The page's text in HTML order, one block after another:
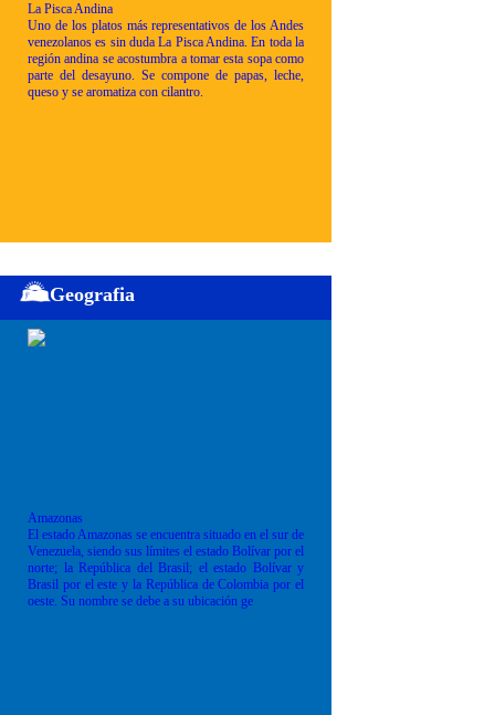
La Pisca Andina
Uno de los platos más representativos de los Andes
venezolanos es sin duda La Pisca Andina. En toda la
región andina se acostumbra a tomar esta sopa como
parte del desayuno. Se compone de papas, leche,
queso y se aromatiza con cilantro.
Geografia
Amazonas
El estado Amazonas se encuentra situado en el sur de
Venezuela, siendo sus límites el estado Bolívar por el
norte; la República del Brasil; el estado Bolívar y
Brasil por el este y la República de Colombia por el
oeste. Su nombre se debe a su ubicación ge